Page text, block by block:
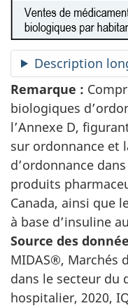
Description
Remarque :
biologiques
l’Annexe D,
sur ordonnance et
d’ordonnance
produits
Canada, ainsi que
à base d’insuline
Source des
MIDAS®, Marchés
dans le secteur du
hospitalier, 2020,